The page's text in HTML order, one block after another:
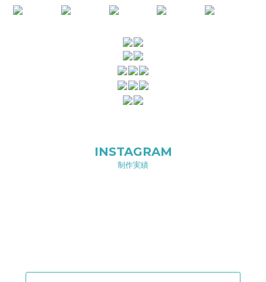
INSTAGRAM
制作実績